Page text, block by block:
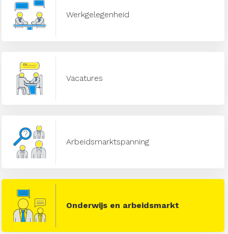
Werkgelegenheid
Vacatures
Arbeidsmarktspanning
Onderwijs en arbeidsmarkt